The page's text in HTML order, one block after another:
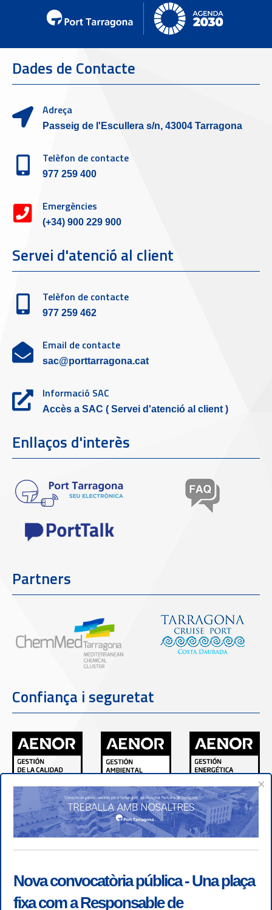
Dades de Contacte
Adreça
Passeig de l'Escullera s/n, 43004 Tarragona
Telèfon de contacte
977 259 400
Emergències
(+34) 900 229 900
Servei d'atenció al client
Telèfon de contacte
977 259 462
Email de contacte
sac@porttarragona.cat
Informació SAC
Accès a SAC ( Servei d'atenció al client )
Enllaços d'interès
Partners
Confiança i seguretat
×
Nova convocatòria pública - Una plaça
fixa com a Responsable de